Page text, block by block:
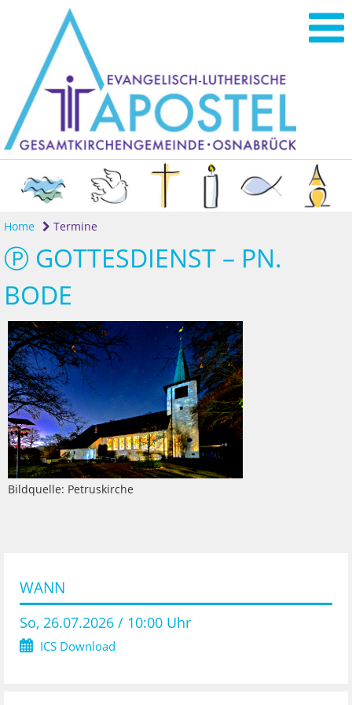
Home Termine
Ⓟ GOTTESDIENST – PN.
BODE
Bildquelle: Petruskirche
WANN
So, 26.07.2026 / 10:00 Uhr
ICS Download